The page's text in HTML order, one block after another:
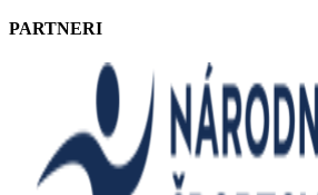
PARTNERI